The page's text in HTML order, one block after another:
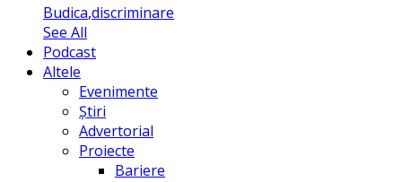
Budica,discriminare
See All
Podcast
Altele
Evenimente
Știri
Advertorial
Proiecte
Bariere